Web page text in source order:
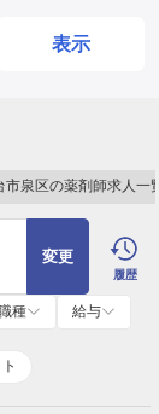
表示
ログイン
市泉区の薬剤師求人一
変更
履歴
種
給与